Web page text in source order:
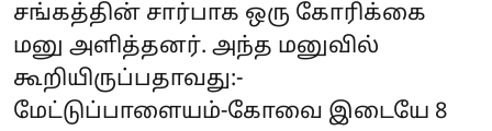
சங்கத்தின் சார்பாக ஒரு கோரிக்கை
மனு அளித்தனர். அந்த மனுவில்
கூறியிருப்பதாவது:-
மேட்டுப்பாளையம்-கோவை இடையே 8